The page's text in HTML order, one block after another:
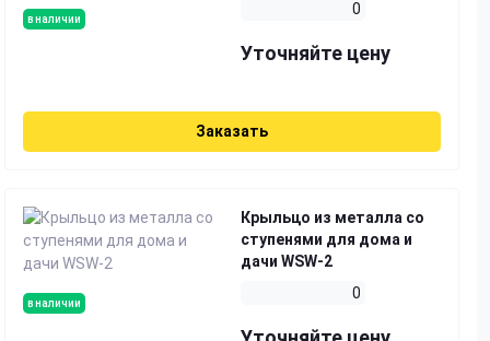
в наличии
0
Уточняйте цену
Заказать
в наличии
Крыльцо из металла со
ступенями для дома и
дачи WSW-2
0